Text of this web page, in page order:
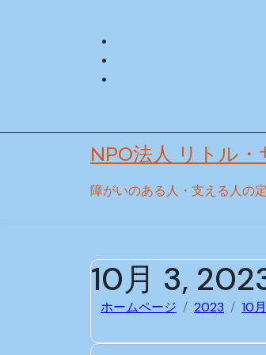
NPO法人 リトル・
障がいのある人・支える人の
10月 3,
ホームページ 2023 10月